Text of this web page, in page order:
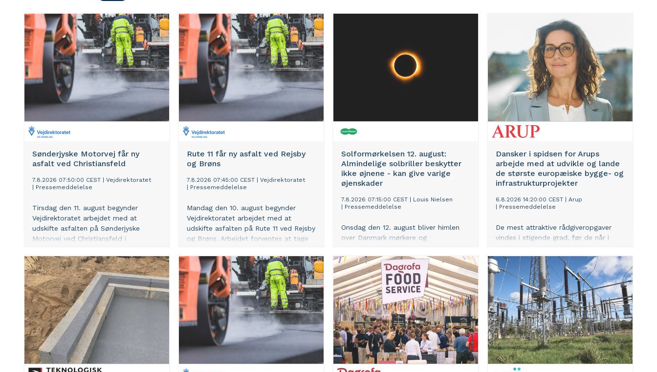
Sønderjyske Motorvej får ny
asfalt ved Christiansfeld
7.8.2026 07:50:00 CEST
Vejdirektoratet
Pressemeddelelse
Tirsdag den 11. august begynder
Vejdirektoratet arbejdet med at
udskifte asfalten på Sønderjyske
Motorvej ved Christiansfeld i
at tage omkring to uger.
Rute 11 får ny asfalt ved Rejsby
og Brøns
7.8.2026 07:45:00 CEST
Vejdirektoratet
Pressemeddelelse
Mandag den 10. august begynder
Vejdirektoratet arbejdet med at
udskifte asfalten på Rute 11 ved Rejsby
og Brøns. Arbejdet forventes at tage
Solformørkelsen 12. august:
Almindelige solbriller beskytter
ikke øjnene - kan give varige
øjenskader
7.8.2026 07:15:00 CEST
Louis Nielsen
Pressemeddelelse
Onsdag den 12. august bliver himlen
over Danmark mørkere og
dækker op mod 88 procent af solen
ved en usædvanligt kraftig delvis
solformørkelse. Louis Nielsen rådgiver
nu danskerne om, at almindelige
solbriller ikke yder tilstrækkelig
beskyttelse, hvis man kigger direkte på
fænomenet. Særligt børn er i risiko,
hvis de ikke er forberedt på, hvordan
de skal se sikkert på solformørkelsen
Dansker i spidsen for Arups
arbejde med at udvikle og lande
de største europæiske bygge- og
infrastrukturprojekter
6.8.2026 14:20:00 CEST
Arup
Pressemeddelelse
De mest attraktive rådgiveropgaver
vindes i stigende grad, før de når i
internationale ingeniør- og
designvirksomhed Arup nu sin
kommercielle organisation for at sikre
virksomhedens vækstambitioner i
Europa og særligt i Norden. Danske
Sussi Kristine Abildgaard skal stå i
spidsen som nyudnævnt European
Priority Pursuit and Capture Lead.